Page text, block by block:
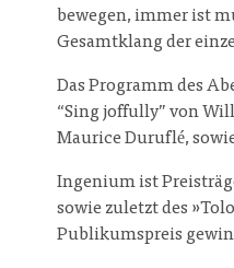
bewegen, immer ist
Gesamtklang der
Das Programm des
“Sing joffully” von
Maurice Duruflé,
Ingenium ist
sowie zuletzt des
Publikumspreis